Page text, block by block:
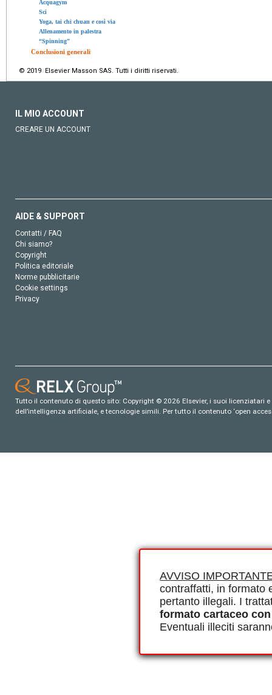
AVVISO
contraffatti, in formato
pertanto illegali. I
formato cartaceo
Eventuali illeciti
Acquagym
Sci
Yoga, tai chi chuan e così via
Allenamento in palestra
“Spinning”
Conclusioni generali
© 2019 Elsevier Masson SAS. Tutti i diritti riservati.
IL MIO ACCOUNT
CREARE UN ACCOUNT
AIDE & SUPPORT
Contatti / FAQ
Chi siamo?
Copyright
Politica editoriale
Norme pubblicitarie
Cookie settings
Privacy
Tutto il contenuto di questo sito: Copyright © 2026 Elsevier, i suoi
dell’intelligenza artificiale, e tecnologie simili. Per tutto il contenuto ‘open